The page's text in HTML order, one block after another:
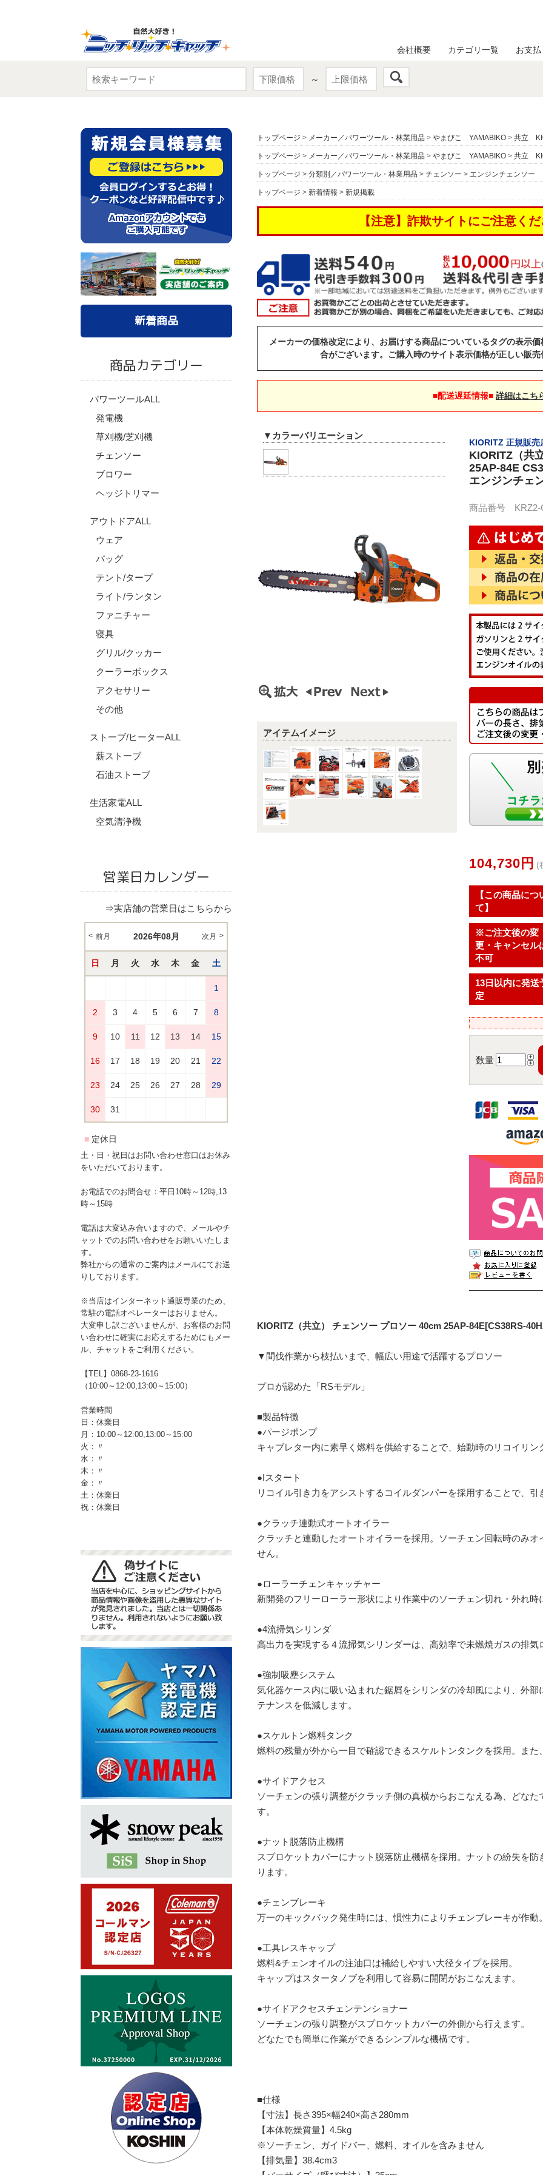
～
会社概要 カテゴリ一覧 お支
新着商品
商品カテゴリー
パワーツールALL
発電機
草刈機/芝刈機
チェンソー
ブロワー
ヘッジトリマー
アウトドアALL
ウェア
バッグ
テント/タープ
ライト/ランタン
ファニチャー
寝具
グリル/クッカー
クーラーボックス
アクセサリー
その他
ストーブ/ヒーターALL
薪ストーブ
石油ストーブ
生活家電ALL
空気清浄機
営業日カレンダー
⇒実店舗の営業日はこちらから
土・日・祝日はお問い合わせ窓口はお休み
をいただいております。
お電話でのお問合せ：平日10時～12時,13
時～15時
電話は大変込み合いますので、メールやチ
ャットでのお問い合わせをお願いいたしま
す。
弊社からの通常のご案内はメールにてお送
りしております。
※当店はインターネット通販専業のため、
常駐の電話オペレーターはおりません。
大変申し訳ございませんが、お客様のお問
い合わせに確実にお応えするためにもメー
ル、チャットをご利用ください。
【TEL】0868-23-1616
（10:00～12:00,13:00～15:00）
営業時間
日：休業日
月：10:00～12:00,13:00～15:00
火：〃
水：〃
木：〃
金：〃
土：休業日
祝：休業日
トップページ > メーカー／パワーツール・林業用品 > やまびこ YAMABIKO > 共立
トップページ > メーカー／パワーツール・林業用品 > やまびこ YAMABIKO > 共立
トップページ > 分類別／パワーツール・林業用品 > チェンソー > エンジンチェンソー
トップページ > 新着情報 > 新規掲載
【注意】詐欺サイトにご注意く
メーカーの価格改定により、お届けする商品についているタグの表示
合がございます。ご購入時のサイト表示価格が正しい販
■配送遅延情報■ 詳細はこち
KIORITZ 正規販売
KIORITZ（共
25AP-84E
エンジンチェ
商品番号 KRZ2-
104,730円 (
【この商品につ
て】
※ご注文後の変
更・キャンセル
不可
13日以内に発送
定
数量
▼カラーバリエーション
アイテムイメージ
KIORITZ（共立） チェンソー プロソー 40cm 25AP-84E[CS38RS-
▼間伐作業から枝払いまで、幅広い用途で活躍するプロソー
プロが認めた「RSモデル」
■製品特徴
●パージポンプ
キャブレター内に素早く燃料を供給することで、始動時のリコイリ
●Iスタート
リコイル引き力をアシストするコイルダンパーを採用することで、
●クラッチ連動式オートオイラー
クラッチと連動したオートオイラーを採用。ソーチェン回転時のみ
せん。
●ローラーチェンキャッチャー
新開発のフリーローラー形状により作業中のソーチェン切れ・外れ
●4流掃気シリンダ
高出力を実現する４流掃気シリンダーは、高効率で未燃焼ガスの排
●強制吸塵システム
気化器ケース内に吸い込まれた鋸屑をシリンダの冷却風により、外
テナンスを低減します。
●スケルトン燃料タンク
燃料の残量が外から一目で確認できるスケルトンタンクを採用。ま
●サイドアクセス
ソーチェンの張り調整がクラッチ側の真横からおこなえる為、どな
す。
●ナット脱落防止機構
スプロケットカバーにナット脱落防止機構を採用。ナットの紛失を
ります。
●チェンブレーキ
万一のキックバック発生時には、慣性力によりチェンブレーキが作
●工具レスキャップ
燃料&チェンオイルの注油口は補給しやすい大径タイプを採用。
キャップはスタータノブを利用して容易に開閉がおこなえます。
●サイドアクセスチェンテンショナー
ソーチェンの張り調整がスプロケットカバーの外側から行えます。
どなたでも簡単に作業ができるシンプルな機構です。
■仕様
【寸法】長さ395×幅240×高さ280mm
【本体乾燥質量】4.5kg
※ソーチェン、ガイドバー、燃料、オイルを含みません
【排気量】38.4cm3